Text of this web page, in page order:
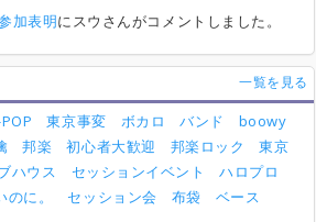
加表明にスウさんがコメントしました。
一覧を見る
POP 東京事変 ボカロ バンド
boowy
邦楽 初心者大歓迎 邦楽ロック
東京
ハウス セッションイベント
ハロプロ
に。 セッション会 布袋
ベース